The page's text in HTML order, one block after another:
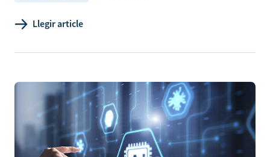
Llegir article